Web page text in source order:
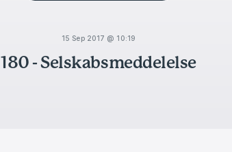
15 Sep 2017 @ 10:19
180 - Selskabsmeddelelse